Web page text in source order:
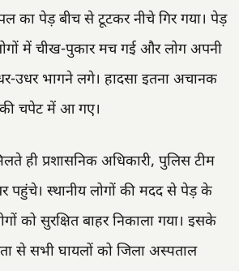
का पेड़ बीच से टूटकर नीचे गिर गया। पेड़
में चीख-पुकार मच गई और लोग अपनी
उधर भागने लगे। हादसा इतना अचानक
चपेट में आ गए।
ही प्रशासनिक अधिकारी, पुलिस टीम
पहुंचे। स्थानीय लोगों की मदद से पेड़ के
को सुरक्षित बाहर निकाला गया। इसके
से सभी घायलों को जिला अस्पताल